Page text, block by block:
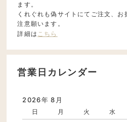
ます。
くれぐれも偽サイトにてご注文、
注意願います。
詳細は こちら
営業日カレンダー
2026年 8月
日 月 火 水